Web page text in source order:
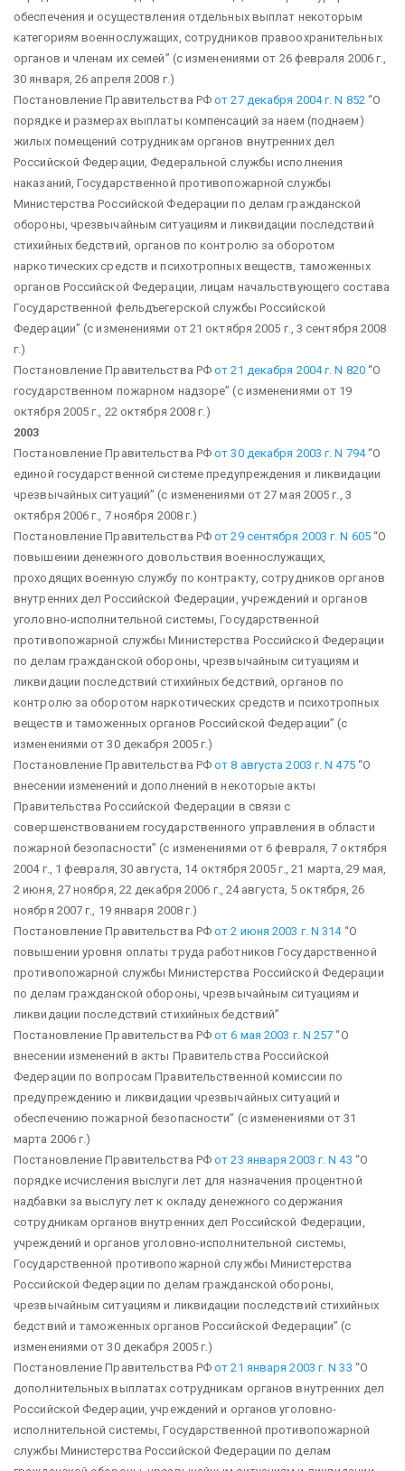
обеспечения и осуществления отдельных выплат некоторым
категориям военнослужащих, сотрудников правоохранительных
органов и членам их семей” (с изменениями от 26 февраля 2006 г.,
30 января, 26 апреля 2008 г.)
Постановление Правительства РФот 27 декабря 2004 г. N 852 “О
порядке и размерах выплаты компенсаций за наем (поднаем)
жилых помещений сотрудникам органов внутренних дел
Российской Федерации, Федеральной службы исполнения
наказаний, Государственной противопожарной службы
Министерства Российской Федерации по делам гражданской
обороны, чрезвычайным ситуациям и ликвидации последствий
стихийных бедствий, органов по контролю за оборотом
наркотических средств и психотропных веществ, таможенных
органов Российской Федерации, лицам начальствующего состава
Государственной фельдъегерской службы Российской
Федерации” (с изменениями от 21 октября 2005 г., 3 сентября 2008
г.)
Постановление Правительства РФот 21 декабря 2004 г. N 820“О
государственном пожарном надзоре” (с изменениями от 19
октября 2005 г., 22 октября 2008 г.)
2003
Постановление Правительства РФот 30 декабря 2003 г. N 794“О
единой государственной системе предупреждения и ликвидации
чрезвычайных ситуаций” (с изменениями от 27 мая 2005 г., 3
октября 2006 г., 7 ноября 2008 г.)
Постановление Правительства РФот 29 сентября 2003 г. N 605“О
повышении денежного довольствия военнослужащих,
проходящих военную службу по контракту, сотрудников органов
внутренних дел Российской Федерации, учреждений и органов
уголовно-исполнительной системы, Государственной
противопожарной службы Министерства Российской Федерации
по делам гражданской обороны, чрезвычайным ситуациям и
ликвидации последствий стихийных бедствий, органов по
контролю за оборотом наркотических средств и психотропных
веществ и таможенных органов Российской Федерации” (с
изменениями от 30 декабря 2005 г.)
Постановление Правительства РФот 8 августа 2003 г. N 475“О
внесении изменений и дополнений в некоторые акты
Правительства Российской Федерации в связи с
совершенствованием государственного управления в области
пожарной безопасности” (с изменениями от 6 февраля, 7 октября
2004 г., 1 февраля, 30 августа, 14 октября 2005 г., 21 марта, 29 мая,
2 июня, 27 ноября, 22 декабря 2006 г., 24 августа, 5 октября, 26
ноября 2007 г., 19 января 2008 г.)
Постановление Правительства РФот 2 июня 2003 г. N 314“О
повышении уровня оплаты труда работников Государственной
противопожарной службы Министерства Российской Федерации
по делам гражданской обороны, чрезвычайным ситуациям и
ликвидации последствий стихийных бедствий”
Постановление Правительства РФот 6 мая 2003 г. N 257 “О
внесении изменений в акты Правительства Российской
Федерации по вопросам Правительственной комиссии по
предупреждению и ликвидации чрезвычайных ситуаций и
обеспечению пожарной безопасности” (с изменениями от 31
марта 2006 г.)
Постановление Правительства РФот 23 января 2003 г. N 43 “О
порядке исчисления выслуги лет для назначения процентной
надбавки за выслугу лет к окладу денежного содержания
сотрудникам органов внутренних дел Российской Федерации,
учреждений и органов уголовно-исполнительной системы,
Государственной противопожарной службы Министерства
Российской Федерации по делам гражданской обороны,
чрезвычайным ситуациям и ликвидации последствий стихийных
бедствий и таможенных органов Российской Федерации” (с
изменениями от 30 декабря 2005 г.)
Постановление Правительства РФот 21 января 2003 г. N 33 “О
дополнительных выплатах сотрудникам органов внутренних дел
Российской Федерации, учреждений и органов уголовно-
исполнительной системы, Государственной противопожарной
службы Министерства Российской Федерации по делам